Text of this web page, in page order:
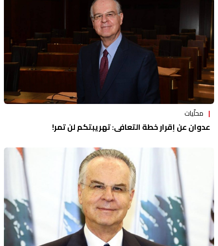
محلّيات
عدوان عن إقرار خطة التعافي: تهريبتكم لن تمر!